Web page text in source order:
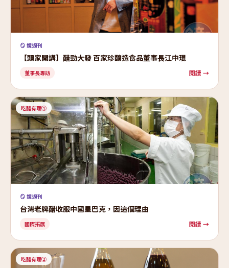
🪞 鏡週刊
【頭家開講】醋勁大發 百家珍釀造食品董事長江中琨
董事長專訪 閱讀 →
吃醋有理①
🪞 鏡週刊
台灣老牌醋收服中國星巴克，因這個理由
國際拓展 閱讀 →
吃醋有理②